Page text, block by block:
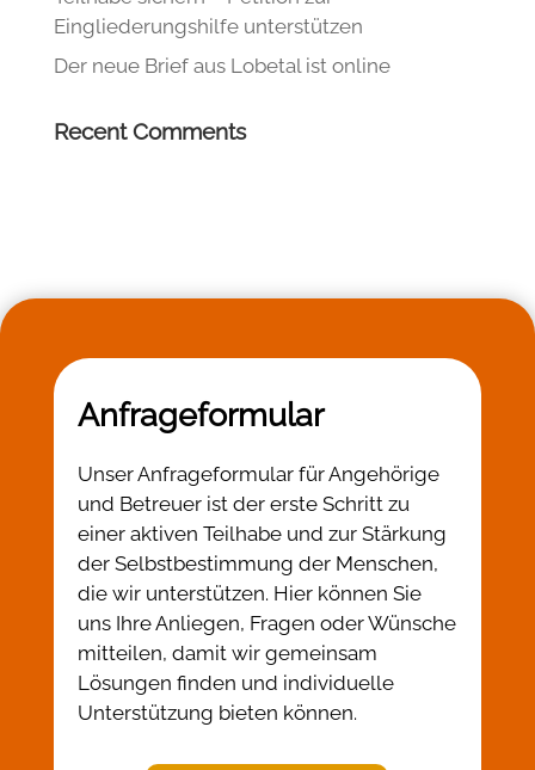
Eingliederungshilfe unterstützen
Der neue Brief aus Lobetal ist online
Recent Comments
Anfrageformular
Unser Anfrageformular für Angehörige
und Betreuer ist der erste Schritt zu
einer aktiven Teilhabe und zur Stärkung
der Selbstbestimmung der Menschen,
die wir unterstützen. Hier können Sie
uns Ihre Anliegen, Fragen oder Wünsche
mitteilen, damit wir gemeinsam
Lösungen finden und individuelle
Unterstützung bieten können.